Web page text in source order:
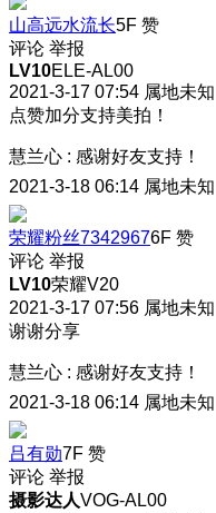
山高远水流长5F 赞
评论 举报
LV10ELE-AL00
2021-3-17 07:54 属地未知
点赞加分支持美拍！
慧兰心 : 感谢好友支持！
2021-3-18 06:14 属地未知
荣耀粉丝73429676F 赞
评论 举报
LV10荣耀V20
2021-3-17 07:56 属地未知
谢谢分享
慧兰心 : 感谢好友支持！
2021-3-18 06:14 属地未知
吕有勋7F 赞
评论 举报
摄影达人VOG-AL00